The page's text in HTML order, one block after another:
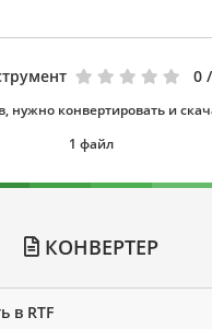
0
нужно конвертировать и
1 файл
КОНВЕРТЕР
в RTF